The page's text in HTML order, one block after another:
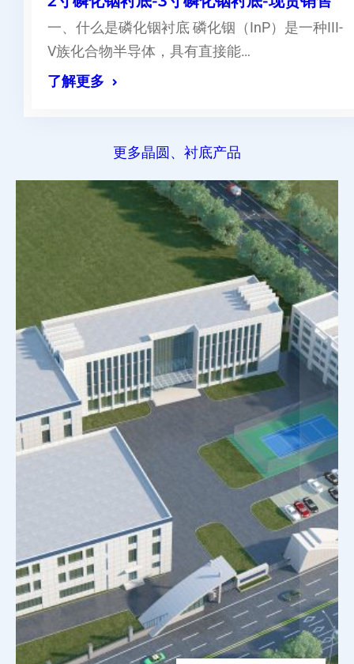
一、什么是磷化铟衬底 磷化铟（InP）是一种III-
V族化合物半导体，具有直接能…
了解更多
更多晶圆、衬底产品